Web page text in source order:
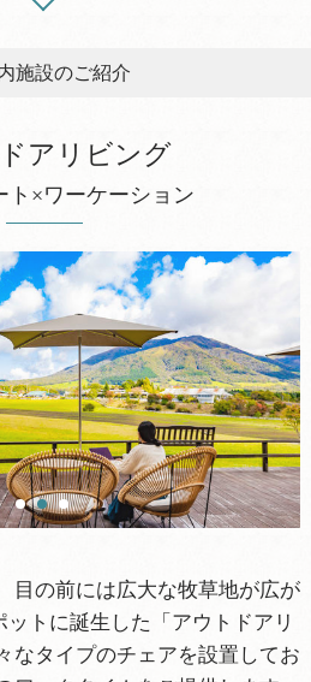
施設のご紹介
～シャンプーバー～
（図書コーナー）
（会議室）
グNatureコーナー
オケルーム
ランドリー
施設情報
アリビング
ト×ワーケーション
目の前には広大な牧草地が広が
トに誕生した「アウトドアリ
なタイプのチェアを設置してお